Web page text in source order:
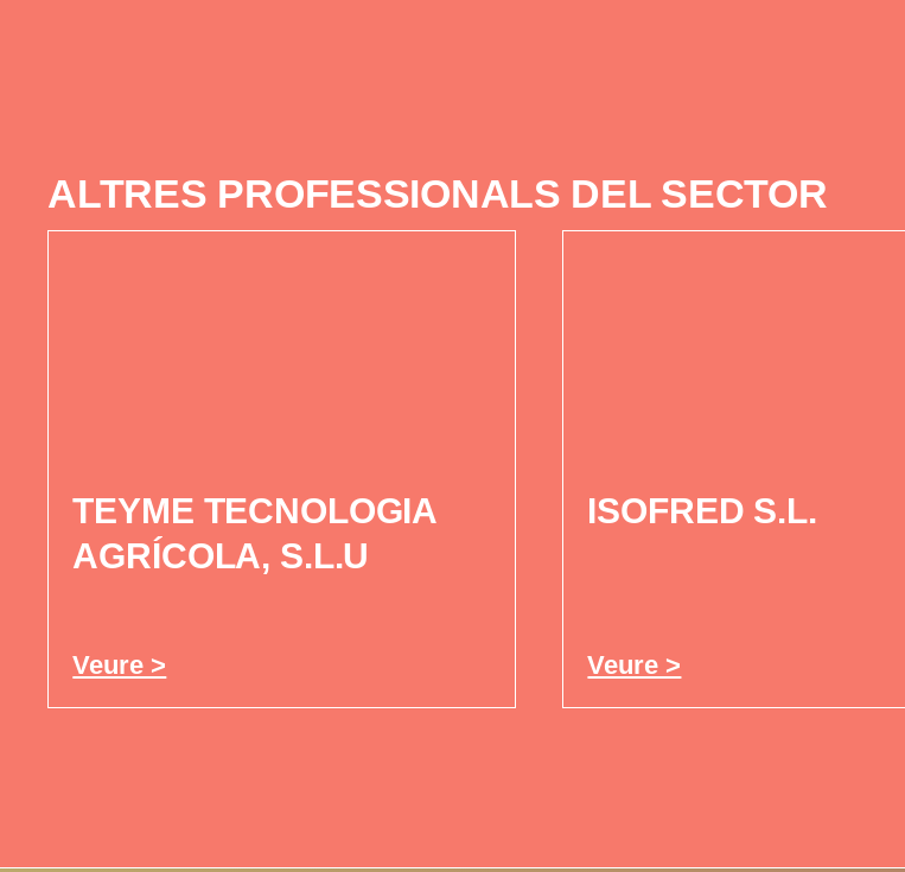
ALTRES PROFESSIONALS DEL SECTOR
TEYME TECNOLOGIA
AGRÍCOLA, S.L.U
Veure >
ISOFRED S.L.
Veure >